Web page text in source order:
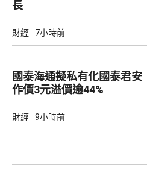
長
財經 7小時前
國泰海通擬私有化國泰君安
作價3元溢價逾44%
財經 9小時前